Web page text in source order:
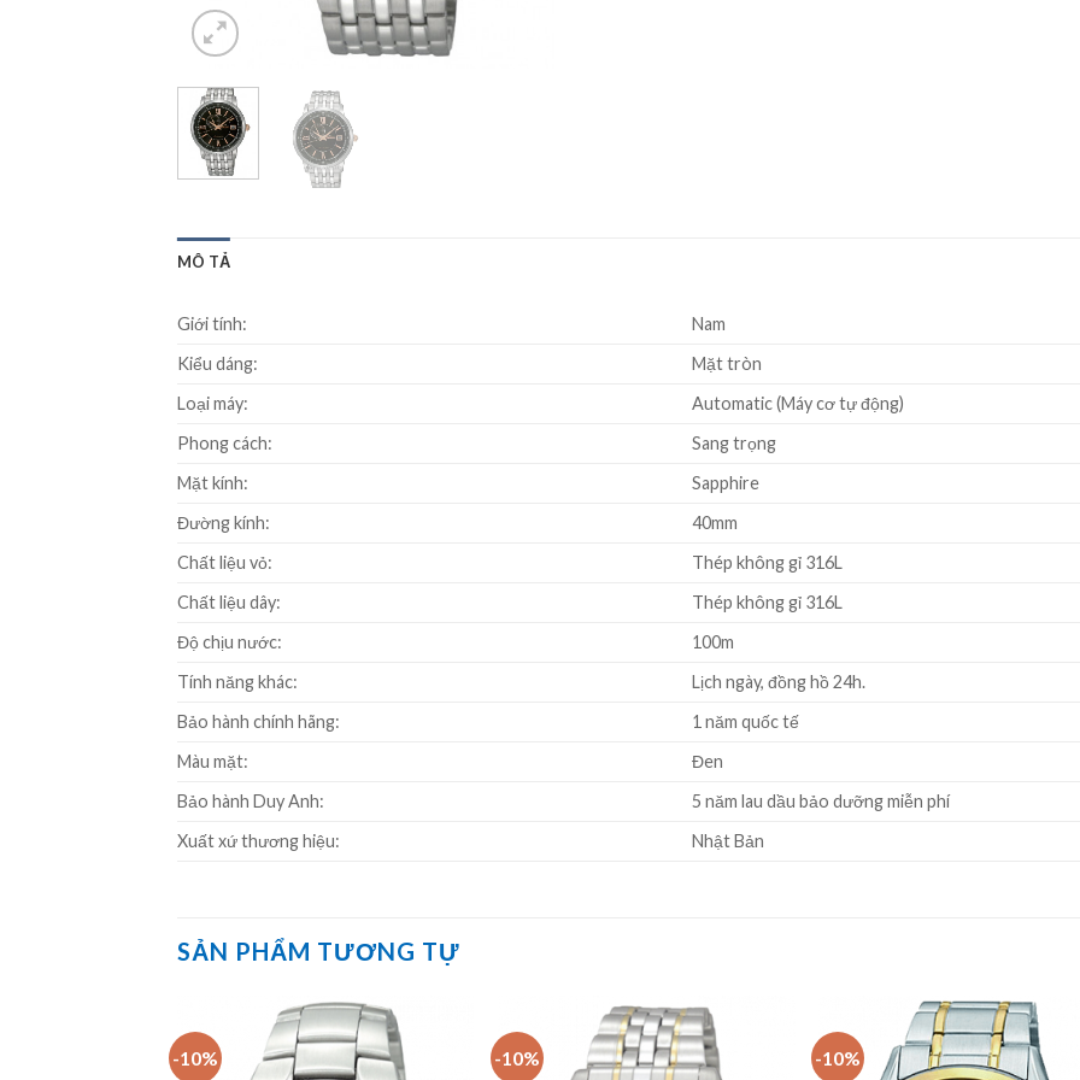
MÔ TẢ
Giới tính:
Nam
Kiểu dáng:
Mặt tròn
Loại máy:
Automatic (Máy cơ tự động)
Phong cách:
Sang trọng
Mặt kính:
Sapphire
Đường kính:
40mm
Chất liệu vỏ:
Thép không gỉ 316L
Chất liệu dây:
Thép không gỉ 316L
Độ chịu nước:
100m
Tính năng khác:
Lịch ngày, đồng hồ 24h.
Bảo hành chính hãng:
1 năm quốc tế
Màu mặt:
Đen
Bảo hành Duy Anh:
5 năm lau dầu bảo dưỡng miễn phí
Xuất xứ thương hiệu:
Nhật Bản
SẢN PHẨM TƯƠNG TỰ
-10% -10% -10%